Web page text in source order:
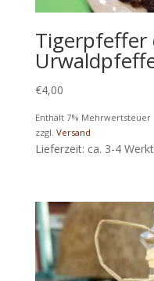
Tigerpfeffer
€4,00
Enthält 7% Mehrwertsteuer
zzgl. Versand
Lieferzeit: ca. 3-4